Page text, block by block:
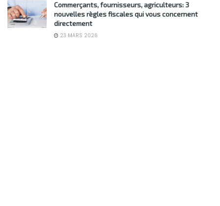
Commerçants, fournisseurs, agriculteurs: 3
nouvelles règles fiscales qui vous concernent
directement
23 MARS 2026